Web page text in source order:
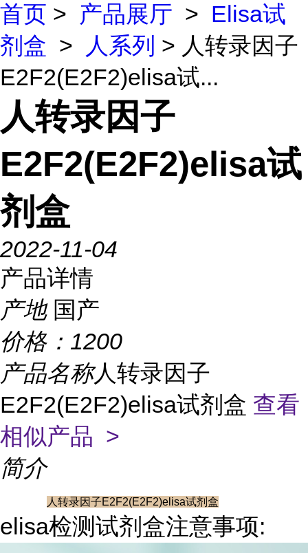
首页 > 产品展厅 > Elisa试
剂盒 > 人系列 > 人转录因子
E2F2(E2F2)elisa试...
人转录因子
E2F2(E2F2)elisa试
剂盒
2022-11-04
产品详情
产地 国产
价格： 1200
产品名称人转录因子
E2F2(E2F2)elisa试剂盒 查看
相似产品 >
简介
人转录因子E2F2(E2F2)elisa试剂盒
elisa检测试剂盒注意事项: